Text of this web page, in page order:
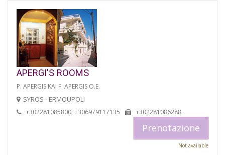
APERGI'S ROOMS
P. APERGIS KAI F. APERGIS O.E.
SYROS - ERMOUPOLI
+302281085800, +306979117135 +302281086288
Prenotazione
Not available